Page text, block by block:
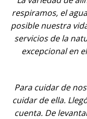
respiramos, el
posible nuestra
servicios de la
excepcional en
Para cuidar de
cuidar de ella.
cuenta. De